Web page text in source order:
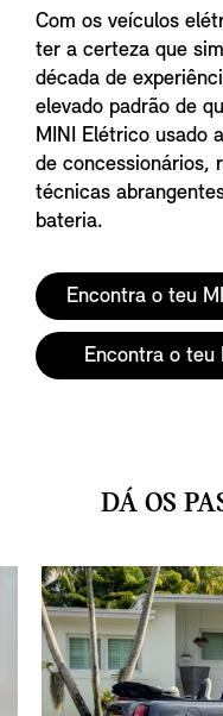
Com os veículos
ter a certeza que
década de
elevado padrão de
MINI Elétrico usado
de concessionários,
técnicas
bateria.
Encontra o teu
Encontra o teu
DÁ OS